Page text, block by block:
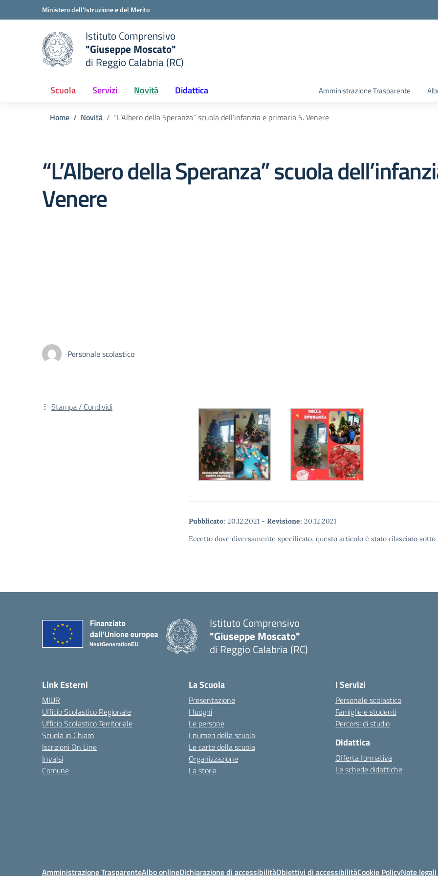
Vai ai contenuti
Vai al menu di navigazioneMinistero dell'Istruzione e del Merito
scuola
Istituto Comprensivo
"Giuseppe Moscato"
di Reggio Calabria (RC)
Scuola Servizi Novità Didattica Amministrazione Trasparente
Home Novità “L’Albero della Speranza” scuola dell’infanzia e primaria S. Venere
“L’Albero della Speranza” scuola
Venere
Personale scolastico
Pubblicato: 20.12.2021 - Revisione: 20.12.2021
Eccetto dove diversamente specificato, questo articolo è stato rilasciato
Stampa / Condividi
Istituto Comprensivo
"Giuseppe Moscato"
di Reggio Calabria (RC)
Link Esterni
MIUR
Ufficio Scolastico Regionale
Ufficio Scolastico Territoriale
Scuola in Chiaro
Iscrizioni On Line
Invalsi
Comune
La Scuola
Presentazione
I luoghi
Le persone
I numeri della scuola
Le carte della scuola
Organizzazione
La storia
I Servizi
Personale scolastico
Famiglie e studenti
Percorsi di studio
Didattica
Offerta formativa
Le schede didattiche
Amministrazione TrasparenteAlbo onlineDichiarazione di accessibilitàObiettivi di accessibilitàCookie PolicyNote legali